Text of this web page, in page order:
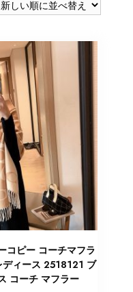
コピー コーチマフラ
ディース 2518121 ブ
コーチ マフラー